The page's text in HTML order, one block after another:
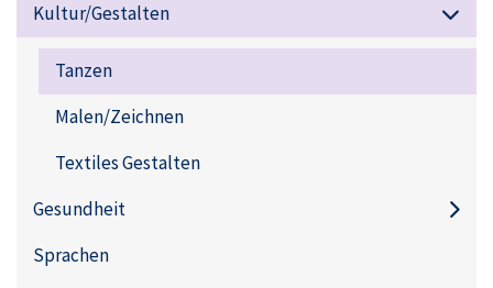
Kultur/Gestalten
Tanzen
Malen/Zeichnen
Textiles Gestalten
Gesundheit
Sprachen